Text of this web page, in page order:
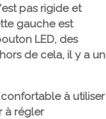
pas rigide et
gauche est
LED, des
de cela, il y a un
à utiliser
à régler